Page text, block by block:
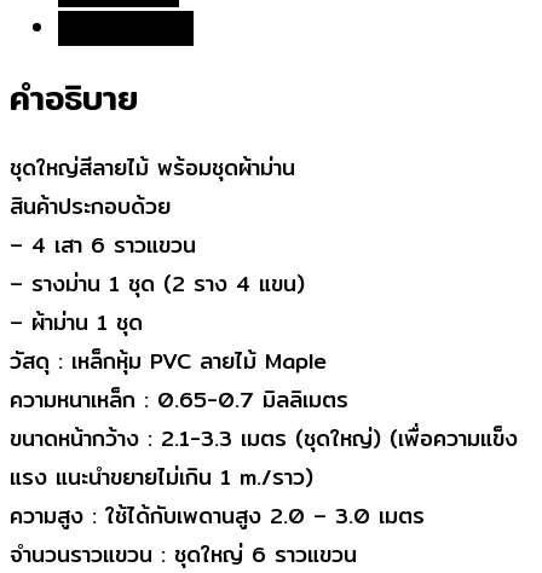
ม่าน
ชิ้น
คำอธิบาย
ชุดใหญ่สีลายไม้ พร้อมชุดผ้าม่าน
สินค้าประกอบด้วย
– 4 เสา 6 ราวแขวน
– รางม่าน 1 ชุด (2 ราง 4 แขน)
– ผ้าม่าน 1 ชุด
วัสดุ : เหล็กหุ้ม PVC ลายไม้ Maple
ความหนาเหล็ก : 0.65-0.7 มิลลิเมตร
ขนาดหน้ากว้าง : 2.1-3.3 เมตร (ชุดใหญ่) (เพื่อความแข็ง
แรง แนะนำขยายไม่เกิน 1 m./ราว)
ความสูง : ใช้ได้กับเพดานสูง 2.0 – 3.0 เมตร
จำนวนราวแขวน : ชุดใหญ่ 6 ราวแขวน